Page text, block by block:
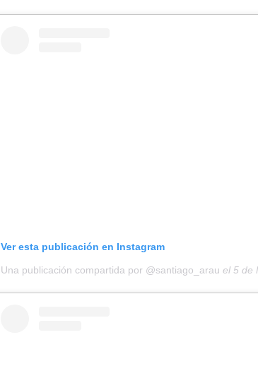
Ver esta publicación en Instagram
Una publicación compartida por @santiago_arau el 5 de